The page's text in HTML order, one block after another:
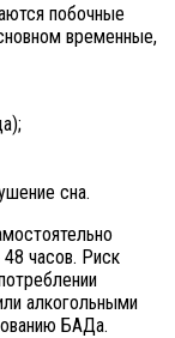
побочные
временные,
сна.
часов. Риск
алкогольными
БАДа.